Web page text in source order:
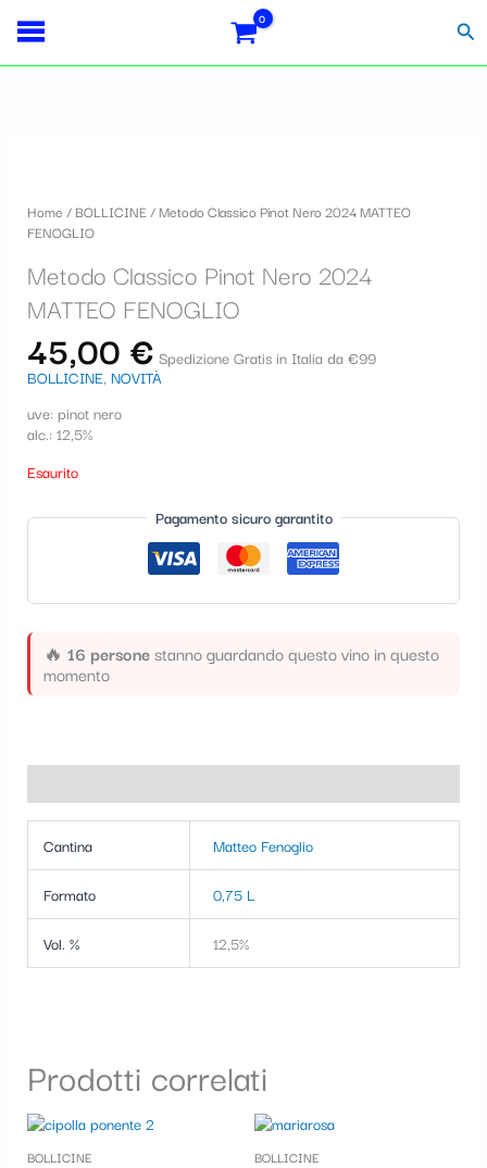
contenuto
Home / BOLLICINE/ Metodo Classico Pinot Nero 2024 MATTEO
FENOGLIO
Metodo Classico Pinot Nero 2024
MATTEO FENOGLIO
45,00 € Spedizione Gratis in Italia da €99
BOLLICINE, NOVITÀ
uve: pinot nero
alc.: 12,5%
Esaurito
Pagamento sicuro garantito
🔥 16 personestanno guardando questo vino in questo
momento
Cantina Matteo Fenoglio
Formato 0,75 L
Vol. % 12,5%
Prodotti correlati
BOLLICINE BOLLICINE
S
o
n
c
a
o
r
fiscale:
Carrello: